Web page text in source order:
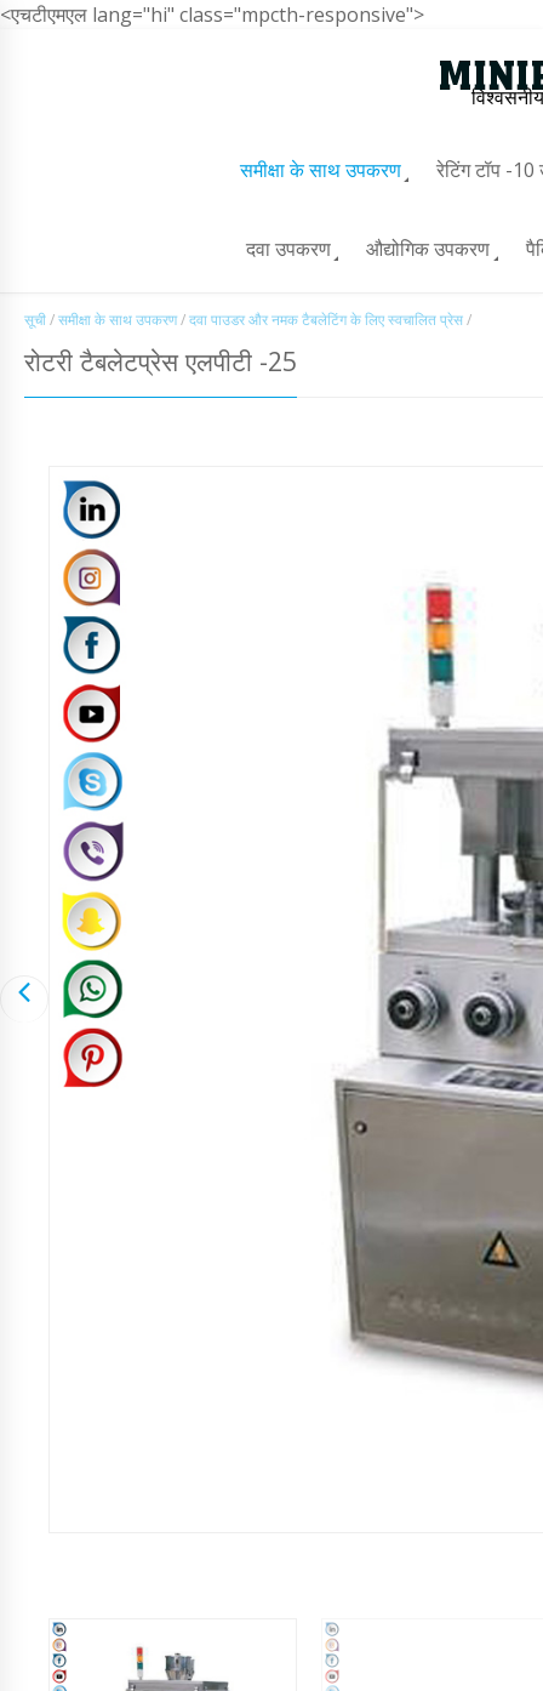
<एचटीएमएल lang="hi" class="mpcth-responsive">
समीक्षा के साथ उपकरण रेटिंग टॉप -
दवा उपकरण औद्योगिक उपकरण
सूची/समीक्षा के साथ उपकरण/दवा पाउडर और नमक टैबलेटिंग के लिए स्वचालित प्रेस/
रोटरी टैबलेटप्रेस एलपीटी -25